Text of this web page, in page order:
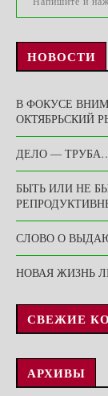
НОВОСТИ
В ФОКУСЕ
ОКТЯБРЬСКИЙ
ДЕЛО —
БЫТЬ ИЛИ НЕ
СЛОВО О
НОВАЯ ЖИЗНЬ
СВЕЖИЕ
АРХИВЫ